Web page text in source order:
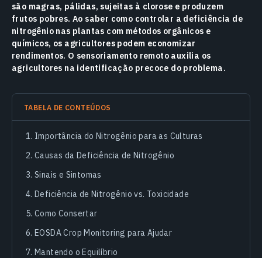
são magras, pálidas, sujeitas à clorose e produzem
frutos pobres. Ao saber como controlar a deficiência de
nitrogênio nas plantas com métodos orgânicos e
químicos, os agricultores podem economizar
rendimentos. O sensoriamento remoto auxilia os
agricultores na identificação precoce do problema.
TABELA DE CONTEÚDOS
Importância do Nitrogênio para as Culturas
Causas da Deficiência de Nitrogênio
Sinais e Sintomas
Deficiência de Nitrogênio vs. Toxicidade
Como Consertar
EOSDA Crop Monitoring para Ajudar
Mantendo o Equilíbrio